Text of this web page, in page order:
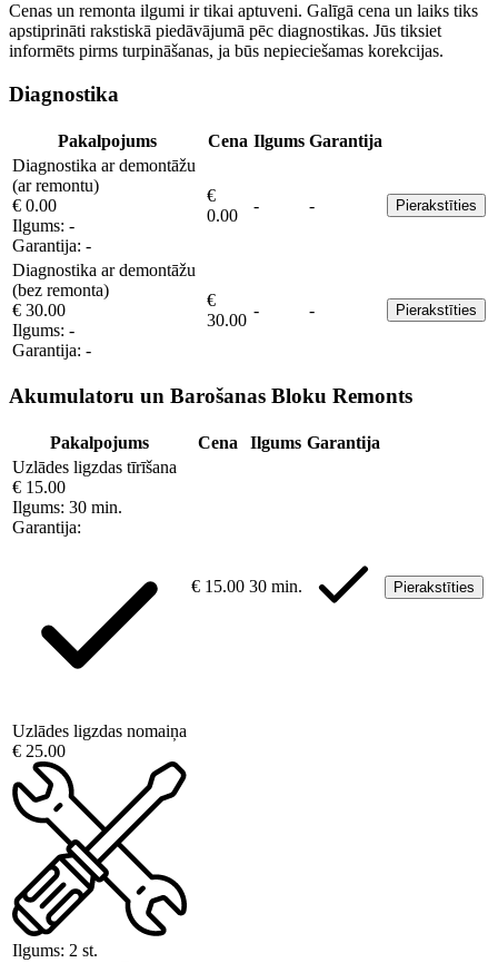
Cenas un remonta ilgumi ir tikai aptuveni. Galīgā cena un laiks tiks
apstiprināti rakstiskā piedāvājumā pēc diagnostikas. Jūs tiksiet
informēts pirms turpināšanas, ja būs nepieciešamas korekcijas.
Diagnostika
Pakalpojums Cena Ilgums Garantija
Diagnostika ar demontāžu
(ar remontu)
€ 0.00
Ilgums: -
Garantija: -
€
0.00
- - Pierakstīties
Diagnostika ar demontāžu
(bez remonta)
€ 30.00
Ilgums: -
Garantija: -
€
30.00
- - Pierakstīties
Akumulatoru un Barošanas Bloku Remonts
Pakalpojums Cena Ilgums Garantija
Uzlādes ligzdas tīrīšana
€ 15.00
Ilgums: 30 min.
Garantija:
€ 15.00 30 min. Pierakstīties
Uzlādes ligzdas nomaiņa
€ 25.00
Ilgums: 2 st.